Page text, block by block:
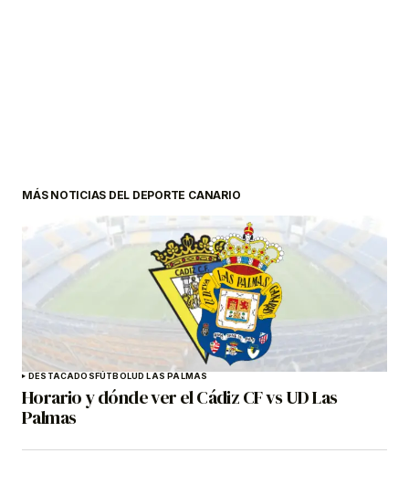
MÁS NOTICIAS DEL DEPORTE CANARIO
DESTACADOSFÚTBOLUD LAS PALMAS
Horario y dónde ver el Cádiz CF vs UD Las
Palmas